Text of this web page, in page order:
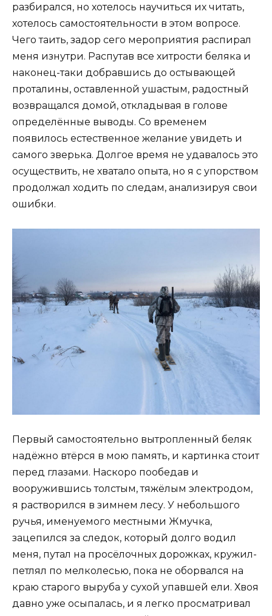
разбирался, но хотелось научиться их читать,
хотелось самостоятельности в этом вопросе.
Чего таить, задор сего мероприятия распирал
меня изнутри. Распутав все хитрости беляка и
наконец-таки добравшись до остывающей
проталины, оставленной ушастым, радостный
возвращался домой, откладывая в голове
определённые выводы. Со временем
появилось естественное желание увидеть и
самого зверька. Долгое время не удавалось это
осуществить, не хватало опыта, но я с упорством
продолжал ходить по следам, анализируя свои
ошибки.
Первый самостоятельно вытропленный беляк
надёжно втёрся в мою память, и картинка стоит
перед глазами. Наскоро пообедав и
вооружившись толстым, тяжёлым электродом,
я растворился в зимнем лесу. У небольшого
ручья, именуемого местными Жмучка,
зацепился за следок, который долго водил
меня, путал на просёлочных дорожках, кружил-
петлял по мелколесью, пока не оборвался на
краю старого выруба у сухой упавшей ели. Хвоя
давно уже осыпалась, и я легко просматривал